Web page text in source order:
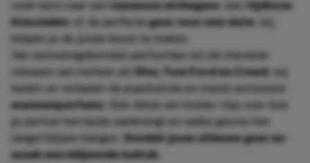
zoek bent naar eenluxueuze nichegeur , eentijdloze
klassieker of de perfectegeur voor een date , wij
helpen je de juiste keuze te maken.
Van seizoensgebonden parfumtips tot de nieuwste
releases van merken alsDior, Tom Ford en Creed, wij
testen en reviewen de populairste en meest exclusieve
mannenparfums . Ook delen we insider-tips over hoe
je parfum het beste aanbrengt en welke geuren het
langst blijven hangen. Ontdek jouw ultieme geur en
maak een blijvende indruk.